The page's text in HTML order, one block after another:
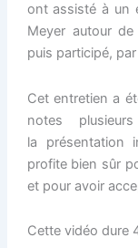
ont assisté à un
Meyer autour
puis participé,
Cet entretien a
notes
la présentation
profite bien sûr
et pour avoir
Cette vidéo dure